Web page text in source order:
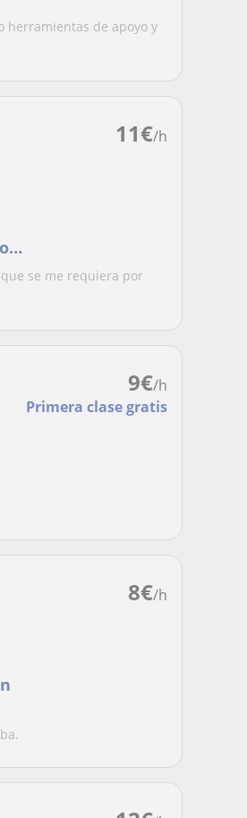
herramientas de apoyo y
11€/h
se me requiera por
9€/h
Primera clase gratis
8€/h